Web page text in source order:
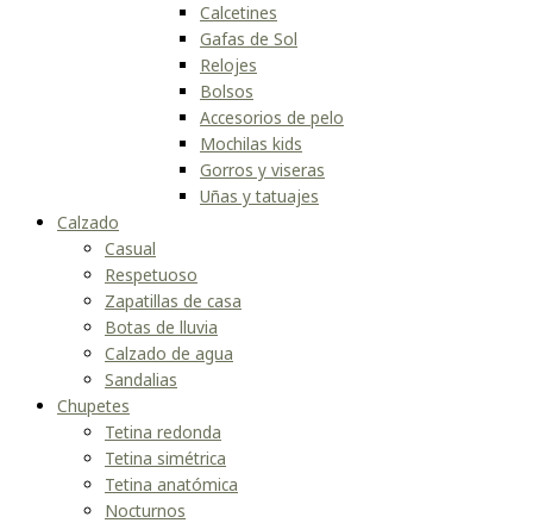
Calcetines
Gafas de Sol
Relojes
Bolsos
Accesorios de pelo
Mochilas kids
Gorros y viseras
Uñas y tatuajes
Calzado
Casual
Respetuoso
Zapatillas de casa
Botas de lluvia
Calzado de agua
Sandalias
Chupetes
Tetina redonda
Tetina simétrica
Tetina anatómica
Nocturnos